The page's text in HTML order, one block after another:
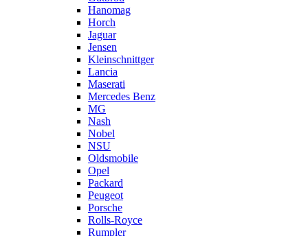
Hanomag
Horch
Jaguar
Jensen
Kleinschnittger
Lancia
Maserati
Mercedes Benz
MG
Nash
Nobel
NSU
Oldsmobile
Opel
Packard
Peugeot
Porsche
Rolls-Royce
Rumpler